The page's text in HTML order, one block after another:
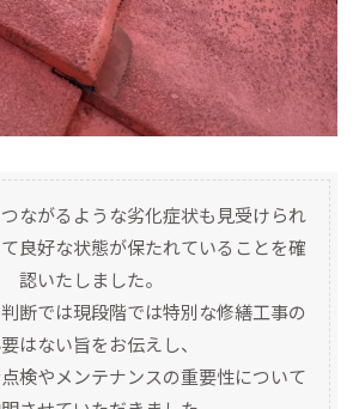
ながるような劣化症状も見受けられ
良好な状態が保たれていることを確
認いたしました。
断では現段階では特別な修繕工事の
はない旨をお伝えし、
検やメンテナンスの重要性について